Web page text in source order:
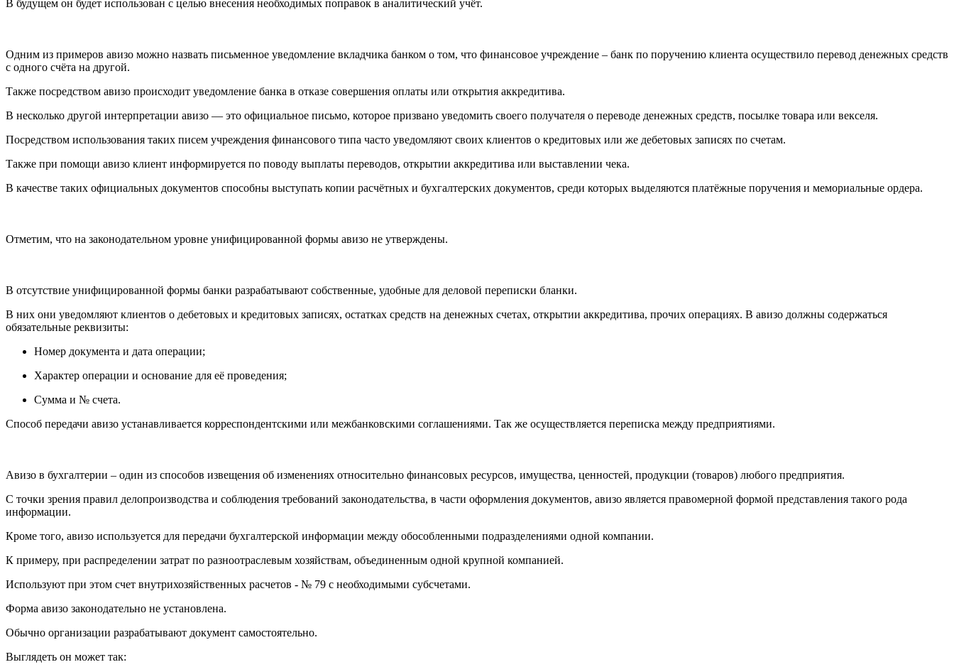
В будущем он будет использован с целью внесения необходимых поправок в аналитический учёт.
Одним из примеров авизо можно назвать письменное уведомление вкладчика банком о том, что финансовое учреждение – банк по поручению клиента осуществило перевод денежных средств
с одного счёта на другой.
Также посредством авизо происходит уведомление банка в отказе совершения оплаты или открытия аккредитива.
В несколько другой интерпретации авизо — это официальное письмо, которое призвано уведомить своего получателя о переводе денежных средств, посылке товара или векселя.
Посредством использования таких писем учреждения финансового типа часто уведомляют своих клиентов о кредитовых или же дебетовых записях по счетам.
Также при помощи авизо клиент информируется по поводу выплаты переводов, открытии аккредитива или выставлении чека.
В качестве таких официальных документов способны выступать копии расчётных и бухгалтерских документов, среди которых выделяются платёжные поручения и мемориальные ордера.
Отметим, что на законодательном уровне унифицированной формы авизо не утверждены.
В отсутствие унифицированной формы банки разрабатывают собственные, удобные для деловой переписки бланки.
В них они уведомляют клиентов о дебетовых и кредитовых записях, остатках средств на денежных счетах, открытии аккредитива, прочих операциях. В авизо должны содержаться
обязательные реквизиты:
Номер документа и дата операции;
Характер операции и основание для её проведения;
Сумма и № счета.
Способ передачи авизо устанавливается корреспондентскими или межбанковскими соглашениями. Так же осуществляется переписка между предприятиями.
Авизо в бухгалтерии – один из способов извещения об изменениях относительно финансовых ресурсов, имущества, ценностей, продукции (товаров) любого предприятия.
С точки зрения правил делопроизводства и соблюдения требований законодательства, в части оформления документов, авизо является правомерной формой представления такого рода
информации.
Кроме того, авизо используется для передачи бухгалтерской информации между обособленными подразделениями одной компании.
К примеру, при распределении затрат по разноотраслевым хозяйствам, объединенным одной крупной компанией.
Используют при этом счет внутрихозяйственных расчетов - № 79 с необходимыми субсчетами.
Форма авизо законодательно не установлена.
Обычно организации разрабатывают документ самостоятельно.
Выглядеть он может так: